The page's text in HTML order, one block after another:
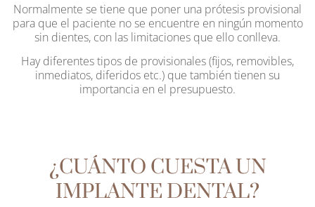
Normalmente se tiene que poner una prótesis provisional
para que el paciente no se encuentre en ningún momento
sin dientes, con las limitaciones que ello conlleva.
Hay diferentes tipos de provisionales (fijos, removibles,
inmediatos, diferidos etc.) que también tienen su
importancia en el presupuesto.
¿CUÁNTO CUESTA UN
IMPLANTE DENTAL?